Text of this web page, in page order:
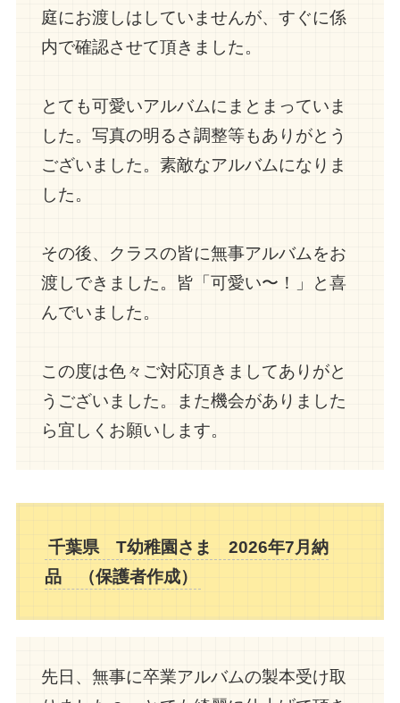
庭にお渡しはしていませんが、すぐに係
内で確認させて頂きました。
とても可愛いアルバムにまとまっていま
した。写真の明るさ調整等もありがとう
ございました。素敵なアルバムになりま
した。
その後、クラスの皆に無事アルバムをお
渡しできました。皆「可愛い〜！」と喜
んでいました。
この度は色々ご対応頂きましてありがと
うございました。また機会がありました
ら宜しくお願いします。
千葉県 T幼稚園さま 2026年7月納
品 （保護者作成）
先日、無事に卒業アルバムの製本受け取